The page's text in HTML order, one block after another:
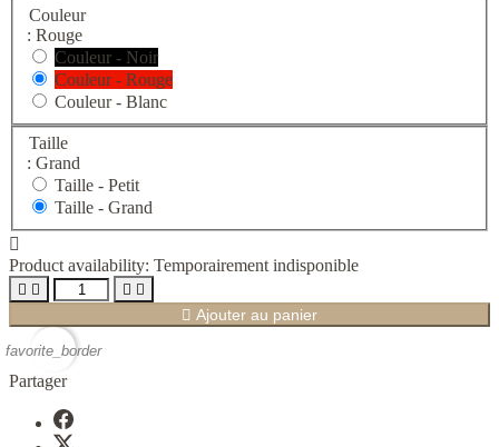
Couleur
: Rouge
Couleur - Noir
Couleur - Rouge
Couleur - Blanc
Taille
: Grand
Taille - Petit
Taille - Grand

Product availability: Temporairement indisponible
   
 Ajouter au panier
favorite_border
Partager